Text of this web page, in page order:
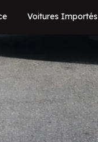
Voitures Importés